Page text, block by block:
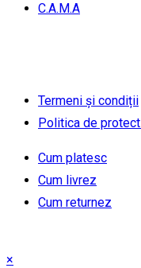
C.A.M.A
Termeni și condiții
Politica de
Cum platesc
Cum livrez
Cum returnez
×